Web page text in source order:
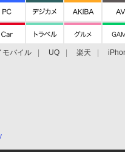
モバイル UQ 楽天